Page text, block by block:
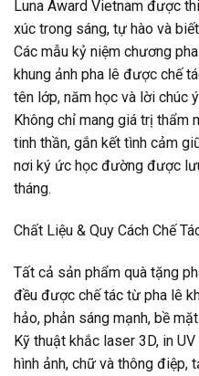
Luna Award Vietnam được
xúc trong sáng, tự hào và
Các mẫu kỷ niệm chương
khung ảnh pha lê được chế
tên lớp, năm học và lời chúc
Không chỉ mang giá trị thẩm
tinh thần, gắn kết tình cảm
nơi ký ức học đường được
tháng.
Chất Liệu & Quy Cách Chế
Tất cả sản phẩm quà tặng
đều được chế tác từ pha lê
hảo, phản sáng mạnh, bề
Kỹ thuật khắc laser 3D, in
hình ảnh, chữ và thông điệp,